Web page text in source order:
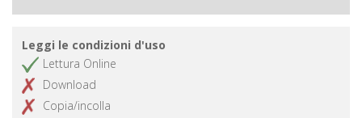
Leggi le condizioni d'uso
Lettura Online
Download
Copia/incolla